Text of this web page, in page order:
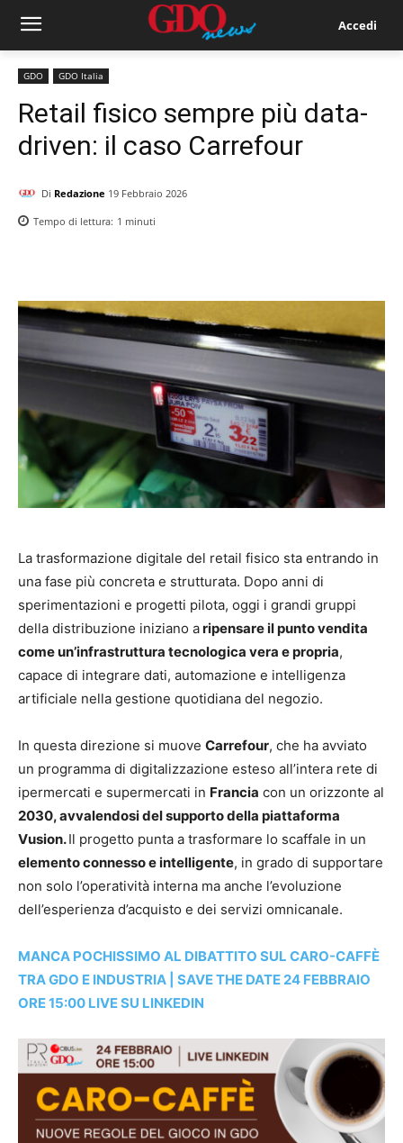
Accedi
GDO GDO Italia
Retail fisico sempre più data-
driven: il caso Carrefour
Di Redazione 19 Febbraio 2026
Tempo di lettura: 1 minuti
La trasformazione digitale del retail fisico sta entrando in
una fase più concreta e strutturata. Dopo anni di
sperimentazioni e progetti pilota, oggi i grandi gruppi
della distribuzione iniziano aripensare il punto vendita
come un’infrastruttura tecnologica vera e propria,
capace di integrare dati, automazione e intelligenza
artificiale nella gestione quotidiana del negozio.
In questa direzione si muove Carrefour, che ha avviato
un programma di digitalizzazione esteso all’intera rete di
ipermercati e supermercati in Francia con un orizzonte al
2030, avvalendosi del supporto della piattaforma
Vusion.Il progetto punta a trasformare lo scaffale in un
elemento connesso e intelligente, in grado di supportare
non solo l’operatività interna ma anche l’evoluzione
dell’esperienza d’acquisto e dei servizi omnicanale.
MANCA POCHISSIMO AL DIBATTITO SUL CARO-CAFFÈ
TRA GDO E INDUSTRIA | SAVE THE DATE 24 FEBBRAIO
ORE 15:00 LIVE SU LINKEDIN